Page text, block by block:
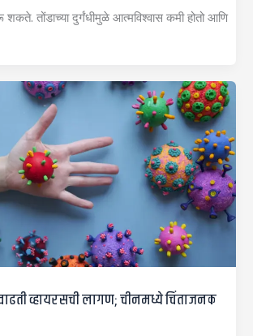
शकते. तोंडाच्या दुर्गंधीमुळे आत्मविश्वास कमी होतो आणि
व्हायरसची लागण; चीनमध्ये चिंताजनक